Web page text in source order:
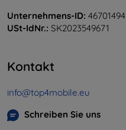
Unternehmens-ID: 46701494
USt-IdNr.: SK2023549671
Kontakt
info@top4mobile.eu
Schreiben Sie uns